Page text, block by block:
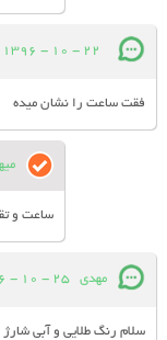
22 - 10 - 1396
فقت ساعت را نشان میده
ساعت و
مهدی 25 - 10 - 1396
سلام رنگ طلایی و آبی شارژ